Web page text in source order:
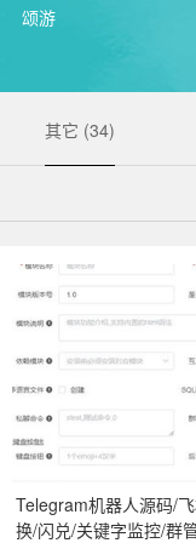
颂游
其它 (34)
Telegram机器人源码/
换/闪兑/关键字监控/群